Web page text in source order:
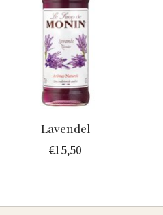
Lavendel
€15,50